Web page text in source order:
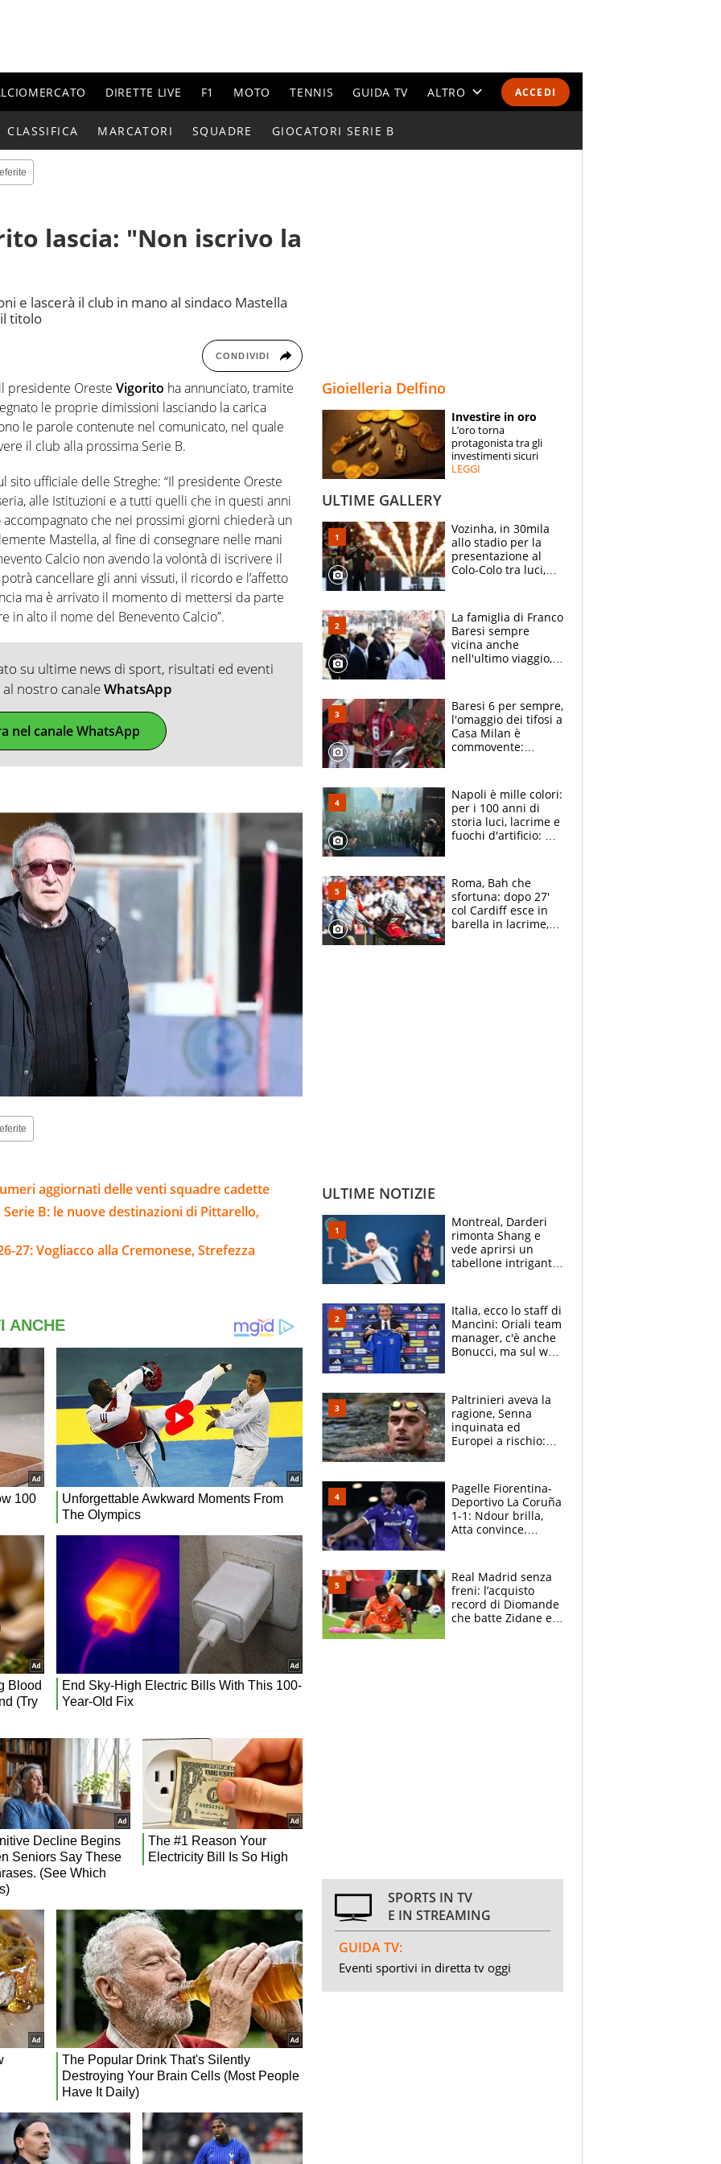
ACCEDI
DIRETTE LIVE F1 MOTO TENNIS GUIDA TV ALTRO
ESPERTI
CONTATTI
CLASSIFICA MARCATORI SQUADRE GIOCATORI SERIE B
lascia: "Non iscrivo la
e lascerà il club in mano al sindaco Mastella
titolo
CONDIVIDI
presidente Oreste Vigorito ha annunciato, tramite
le proprie dimissioni lasciando la carica
le parole contenute nel comunicato, nel quale
il club alla prossima Serie B.
sito ufficiale delle Streghe: “Il presidente Oreste
alle Istituzioni e a tutti quelli che in questi anni
che nei prossimi giorni chiederà un
Mastella, al fine di consegnare nelle mani
Calcio non avendo la volontà di iscrivere il
cancellare gli anni vissuti, il ricordo e l’affetto
ma è arrivato il momento di mettersi da parte
in alto il nome del Benevento Calcio”.
su ultime news di sport, risultati ed eventi
al nostro canaleWhatsApp
nel canale WhatsApp
aggiornati delle venti squadre cadette
B: le nuove destinazioni di Pittarello,
27: Vogliacco alla Cremonese, Strefezza
Gioielleria Delfino
Investire in oro
L’oro torna
protagonista tra gli
investimenti sicuri
LEGGI
ULTIME GALLERY
Vozinha, in 30mila
allo stadio per la
presentazione al
Colo-Colo tra luci,
La famiglia di Franco
Baresi sempre
vicina anche
nell'ultimo viaggio,
circondati
dall'affetto dei tifosi
Baresi 6 per sempre,
l'omaggio dei tifosi a
Casa Milan è
commovente:
bigliettini
Napoli è mille colori:
per i 100 anni di
storia luci, lacrime e
fuochi d'artificio: De
Roma, Bah che
sfortuna: dopo 27'
col Cardiff esce in
barella in lacrime,
ULTIME NOTIZIE
Montreal, Darderi
rimonta Shang e
vede aprirsi un
tabellone intrigante:
felice del mio livello"
Italia, ecco lo staff di
Mancini: Oriali team
manager, c'è anche
Bonucci, ma sul web
Paltrinieri aveva la
ragione, Senna
inquinata ed
Europei a rischio:
adesso
Pagelle Fiorentina-
Deportivo La Coruña
1-1: Ndour brilla,
Atta convince.
Real Madrid senza
freni: l’acquisto
record di Diomande
che batte Zidane e
SPORTS IN TV
E IN STREAMING
GUIDA TV:
Eventi sportivi in diretta tv oggi